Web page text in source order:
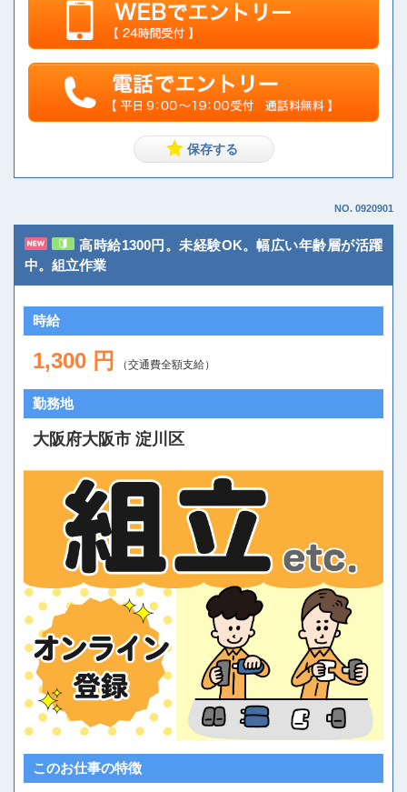
NO. 0920901
高時給1300円。未経験OK。幅広い年齢層が活躍
中。組立作業
時給
1,300 円 （交通費全額支給）
勤務地
大阪府大阪市 淀川区
このお仕事の特徴